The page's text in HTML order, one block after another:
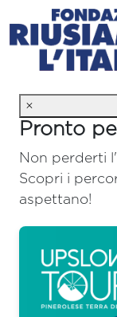
×
Pronto
Non perderti
Scopri i
aspettano!